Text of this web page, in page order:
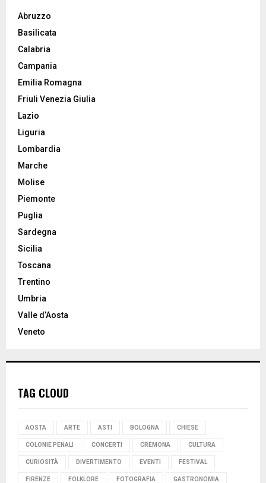
Abruzzo
Basilicata
Calabria
Campania
Emilia Romagna
Friuli Venezia Giulia
Lazio
Liguria
Lombardia
Marche
Molise
Piemonte
Puglia
Sardegna
Sicilia
Toscana
Trentino
Umbria
Valle d’Aosta
Veneto
TAG CLOUD
AOSTA ARTE ASTI BOLOGNA CHIESE
COLONIE PENALI CONCERTI CREMONA CULTURA
CURIOSITÀ DIVERTIMENTO EVENTI FESTIVAL
FIRENZE FOLKLORE FOTOGRAFIA GASTRONOMIA